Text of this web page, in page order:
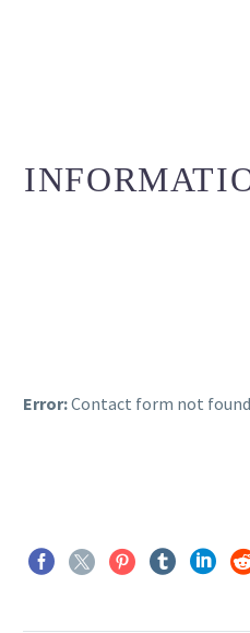
Error:Contact form not